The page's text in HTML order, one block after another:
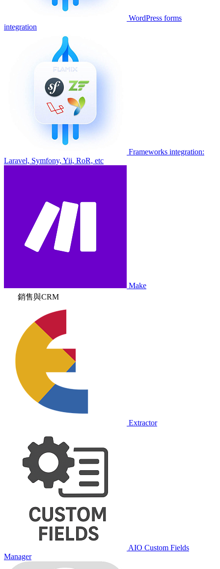
WordPress forms
integration
Frameworks integration:
Laravel, Symfony, Yii, RoR, etc
Make
銷售與CRM
Extractor
AIO Custom Fields
Manager